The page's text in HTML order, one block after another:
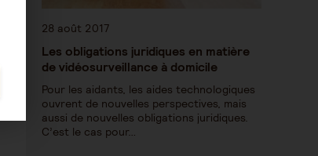
28 août 2017
Les obligations juridiques en matière
de vidéosurveillance à domicile
Pour les aidants, les aides technologiques
ouvrent de nouvelles perspectives, mais
aussi de nouvelles obligations juridiques.
C’est le cas pour…